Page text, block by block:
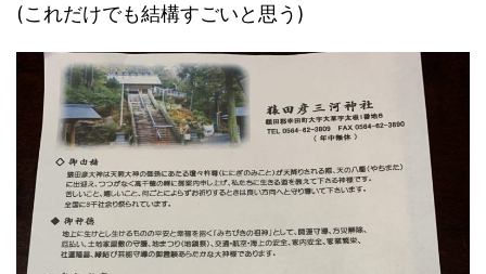
(これだけでも結構すごいと思う)